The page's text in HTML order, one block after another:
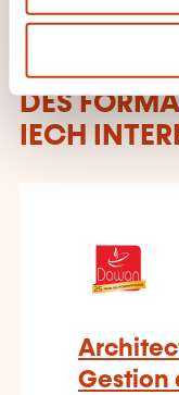
DËS
IECH
Gestion